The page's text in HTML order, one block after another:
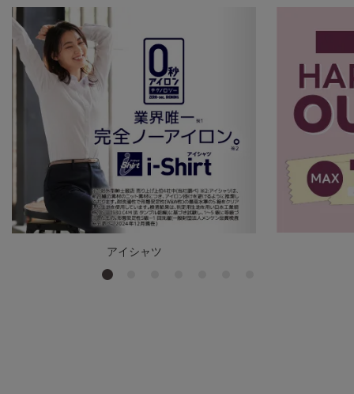
アイシャツ